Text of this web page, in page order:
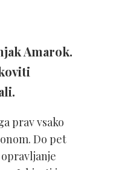
Amarok.
prav vsako
Do pet